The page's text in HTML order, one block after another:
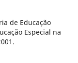
de Educação
Especial na